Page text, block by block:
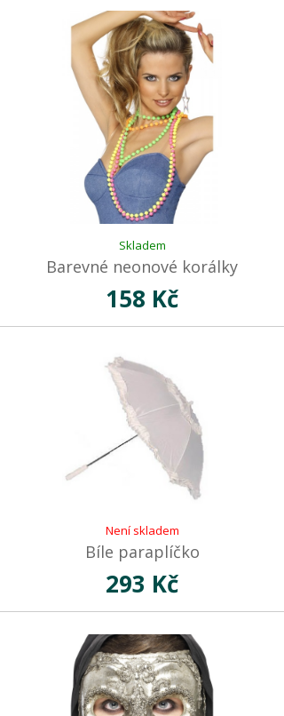
Skladem
Barevné neonové korálky
158 Kč
Není skladem
Bíle paraplíčko
293 Kč